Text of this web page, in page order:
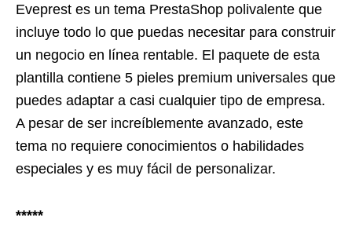
Eveprest es un tema PrestaShop polivalente que
incluye todo lo que puedas necesitar para construir
un negocio en línea rentable. El paquete de esta
plantilla contiene 5 pieles premium universales que
puedes adaptar a casi cualquier tipo de empresa.
A pesar de ser increíblemente avanzado, este
tema no requiere conocimientos o habilidades
especiales y es muy fácil de personalizar.
*****